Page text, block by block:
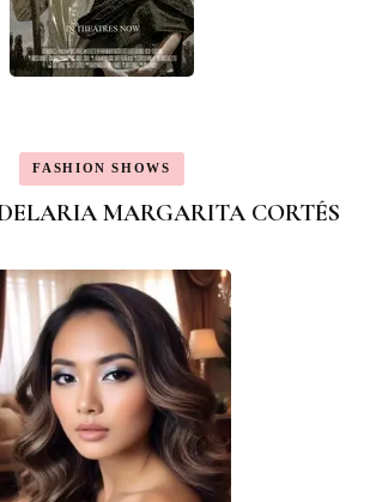
FASHION SHOWS
MARGARITA CORTÉS